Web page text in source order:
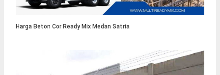
Harga Beton Cor Ready Mix Medan Satria